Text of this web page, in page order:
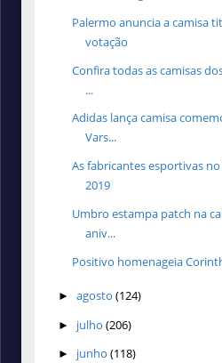
Palermo anuncia a camisa
votação
Confira todas as camisas
...
Adidas lança camisa
Vars...
As fabricantes esportivas
2019
Umbro estampa patch na
aniv...
Positivo homenageia
► agosto (124)
► julho (206)
► junho (118)